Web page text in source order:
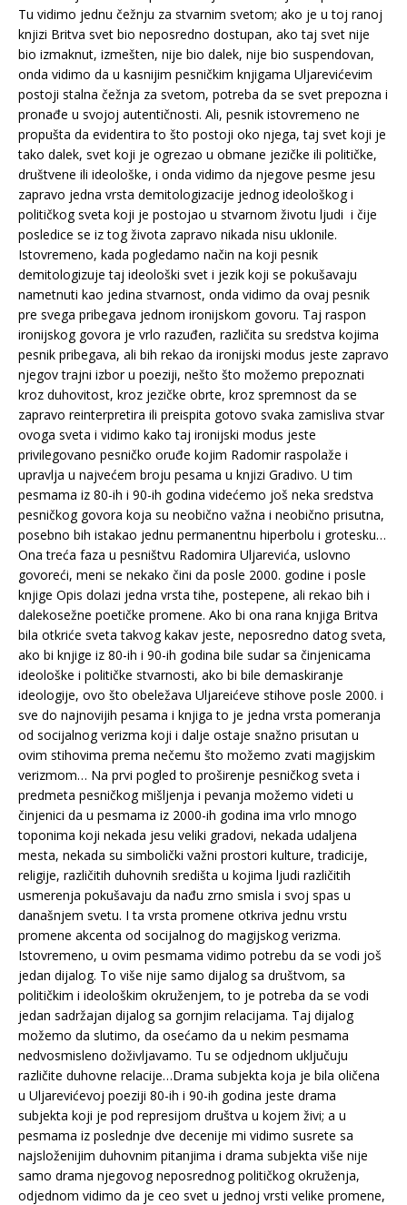
Tu vidimo jednu čežnju za stvarnim svetom; ako je u toj ranoj
knjizi Britva svet bio neposredno dostupan, ako taj svet nije
bio izmaknut, izmešten, nije bio dalek, nije bio suspendovan,
onda vidimo da u kasnijim pesničkim knjigama Uljarevićevim
postoji stalna čežnja za svetom, potreba da se svet prepozna i
pronađe u svojoj autentičnosti. Ali, pesnik istovremeno ne
propušta da evidentira to što postoji oko njega, taj svet koji je
tako dalek, svet koji je ogrezao u obmane jezičke ili političke,
društvene ili ideološke, i onda vidimo da njegove pesme jesu
zapravo jedna vrsta demitologizacije jednog ideološkog i
političkog sveta koji je postojao u stvarnom životu ljudi i čije
posledice se iz tog života zapravo nikada nisu uklonile.
Istovremeno, kada pogledamo način na koji pesnik
demitologizuje taj ideološki svet i jezik koji se pokušavaju
nametnuti kao jedina stvarnost, onda vidimo da ovaj pesnik
pre svega pribegava jednom ironijskom govoru. Taj raspon
ironijskog govora je vrlo razuđen, različita su sredstva kojima
pesnik pribegava, ali bih rekao da ironijski modus jeste zapravo
njegov trajni izbor u poeziji, nešto što možemo prepoznati
kroz duhovitost, kroz jezičke obrte, kroz spremnost da se
zapravo reinterpretira ili preispita gotovo svaka zamisliva stvar
ovoga sveta i vidimo kako taj ironijski modus jeste
privilegovano pesničko oruđe kojim Radomir raspolaže i
upravlja u najvećem broju pesama u knjizi Gradivo. U tim
pesmama iz 80-ih i 90-ih godina videćemo još neka sredstva
pesničkog govora koja su neobično važna i neobično prisutna,
posebno bih istakao jednu permanentnu hiperbolu i grotesku…
Ona treća faza u pesništvu Radomira Uljarevića, uslovno
govoreći, meni se nekako čini da posle 2000. godine i posle
knjige Opis dolazi jedna vrsta tihe, postepene, ali rekao bih i
dalekosežne poetičke promene. Ako bi ona rana knjiga Britva
bila otkriće sveta takvog kakav jeste, neposredno datog sveta,
ako bi knjige iz 80-ih i 90-ih godina bile sudar sa činjenicama
ideološke i političke stvarnosti, ako bi bile demaskiranje
ideologije, ovo što obeležava Uljareićeve stihove posle 2000. i
sve do najnovijih pesama i knjiga to je jedna vrsta pomeranja
od socijalnog verizma koji i dalje ostaje snažno prisutan u
ovim stihovima prema nečemu što možemo zvati magijskim
verizmom… Na prvi pogled to proširenje pesničkog sveta i
predmeta pesničkog mišljenja i pevanja možemo videti u
činjenici da u pesmama iz 2000-ih godina ima vrlo mnogo
toponima koji nekada jesu veliki gradovi, nekada udaljena
mesta, nekada su simbolički važni prostori kulture, tradicije,
religije, različitih duhovnih središta u kojima ljudi različitih
usmerenja pokušavaju da nađu zrno smisla i svoj spas u
današnjem svetu. I ta vrsta promene otkriva jednu vrstu
promene akcenta od socijalnog do magijskog verizma.
Istovremeno, u ovim pesmama vidimo potrebu da se vodi još
jedan dijalog. To više nije samo dijalog sa društvom, sa
političkim i ideološkim okruženjem, to je potreba da se vodi
jedan sadržajan dijalog sa gornjim relacijama. Taj dijalog
možemo da slutimo, da osećamo da u nekim pesmama
nedvosmisleno doživljavamo. Tu se odjednom uključuju
različite duhovne relacije…Drama subjekta koja je bila oličena
u Uljarevićevoj poeziji 80-ih i 90-ih godina jeste drama
subjekta koji je pod represijom društva u kojem živi; a u
pesmama iz poslednje dve decenije mi vidimo susrete sa
najsloženijim duhovnim pitanjima i drama subjekta više nije
samo drama njegovog neposrednog političkog okruženja,
odjednom vidimo da je ceo svet u jednoj vrsti velike promene,